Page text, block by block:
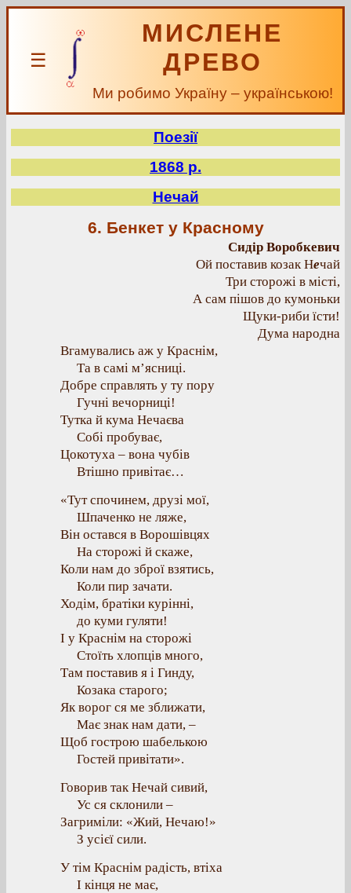
☰
МИСЛЕНЕ
ДРЕВО
Ми робимо Україну – українською!
Поезії
1868 р.
Нечай
6. Бенкет у Красному
Сидір Воробкевич
Ой поставив козак Нечай
Три сторожі в місті,
А сам пішов до кумоньки
Щуки-риби їсти!
Дума народна
Вгамувались аж у Краснім,
Та в самі м’ясниці.
Добре справлять у ту пору
Гучні вечорниці!
Тутка й кума Нечаєва
Собі пробуває,
Цокотуха – вона чубів
Втішно привітає…
«Тут спочинем, друзі мої,
Шпаченко не ляже,
Він остався в Ворошівцях
На сторожі й скаже,
Коли нам до зброї взятись,
Коли пир зачати.
Ходім, братіки курінні,
до куми гуляти!
І у Краснім на сторожі
Стоїть хлопців много,
Там поставив я і Гинду,
Козака старого;
Як ворог ся ме зближати,
Має знак нам дати, –
Щоб гострою шабелькою
Гостей привітати».
Говорив так Нечай сивий,
Ус ся склонили –
Загриміли: «Жий, Нечаю!»
З усієї сили.
У тім Краснім радість, втіха
І кінця не має,